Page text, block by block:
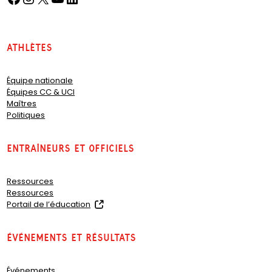
Athlètes
Équipe nationale
Équipes CC & UCI
Maîtres
Politiques
Entraîneurs et officiels
Ressources
Ressources
Portail de l’éducation
e
Événements et résultats